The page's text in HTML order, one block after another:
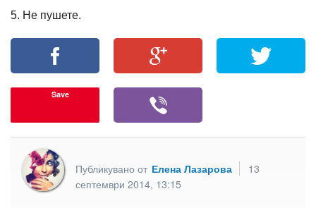
5. Не пушете.
Save
Публикувано от Елена Лазарова
13
септември 2014, 13:15